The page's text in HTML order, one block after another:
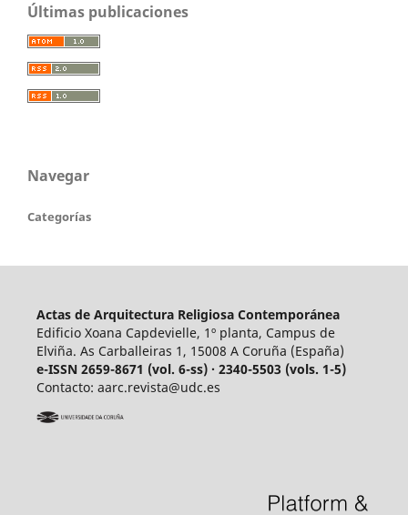
Últimas publicaciones
Navegar
Categorías
Actas de Arquitectura Religiosa Contemporánea
Edificio Xoana Capdevielle, 1º planta, Campus de
Elviña. As Carballeiras 1, 15008 A Coruña (España)
e-ISSN 2659-8671 (vol. 6-ss) · 2340-5503 (vols. 1-5)
Contacto: aarc.revista@udc.es